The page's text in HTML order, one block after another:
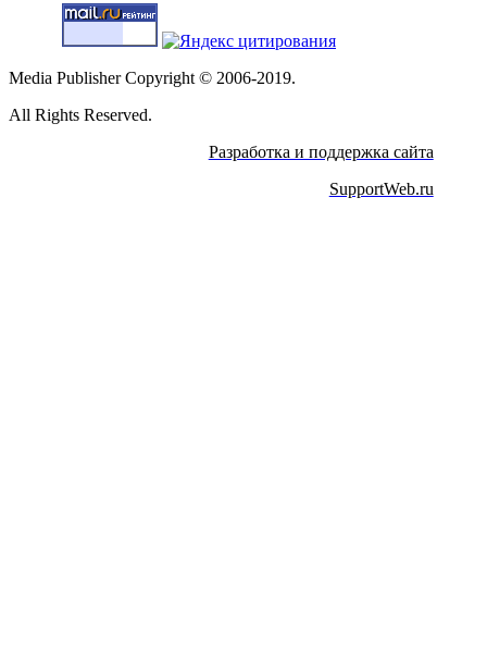
Media Publisher Copyright © 2006-2019.
All Rights Reserved.
Разработка и поддержка сайта
SupportWeb.ru